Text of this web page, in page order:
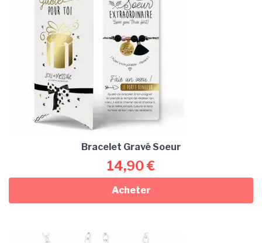
Bracelet Gravé Soeur
14,90€
Acheter